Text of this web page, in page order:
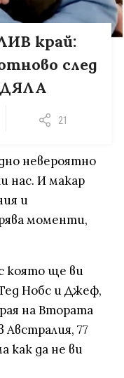
край:
след
21
невероятно
нас. И макар
и
моменти,
която ще ви
Нобс и Джеф,
на Втората
77
как да не ви